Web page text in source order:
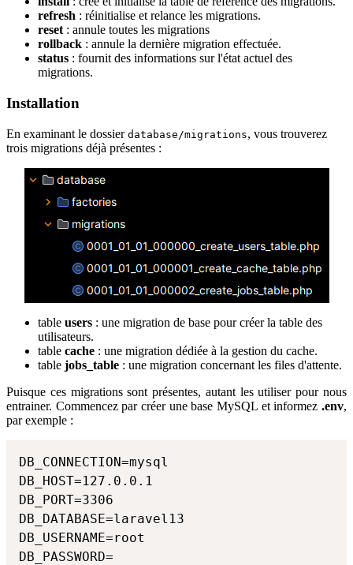
refresh : réinitialise et relance les migrations.
reset : annule toutes les migrations
rollback : annule la dernière migration effectuée.
status : fournit des informations sur l'état actuel des
migrations.
Installation
En examinant le dossier database/migrations, vous trouverez
trois migrations déjà présentes :
table users : une migration de base pour créer la table des
utilisateurs.
table cache : une migration dédiée à la gestion du cache.
table jobs_table : une migration concernant les files d'attente.
Puisque ces migrations sont présentes, autant les utiliser pour nous
entrainer. Commencez par créer une base MySQL et informez .env,
par exemple :
DB_CONNECTION=mysql
DB_HOST=127.0.0.1
DB_PORT=3306
DB_DATABASE=laravel13
DB_USERNAME=root
DB_PASSWORD=